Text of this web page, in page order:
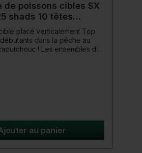
de poissons cibles SX
shads 10 têtes
placé verticalement Top
dans la pêche au
! Les ensembles de
précisément adaptés au
et au type d'eau. Détails du
au panier